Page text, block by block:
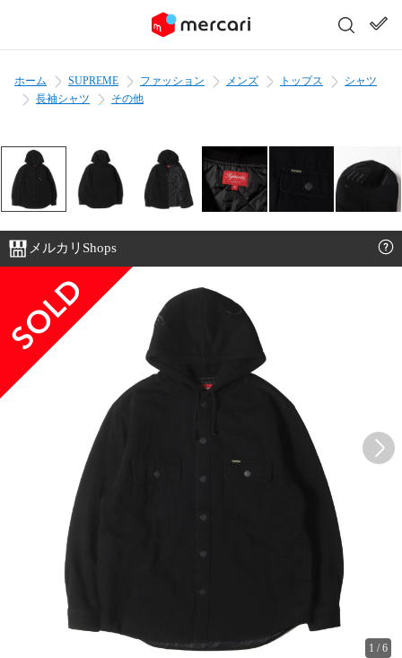
ホーム SUPREME ファッション メンズ トップス
シャツ
長袖シャツ
その他
メルカリShops
1 /6